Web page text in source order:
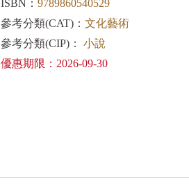
ISBN： 9789860540529
參考分類(CAT)： 文化藝術
參考分類(CIP)：
小說
優惠期限：2026-09-30